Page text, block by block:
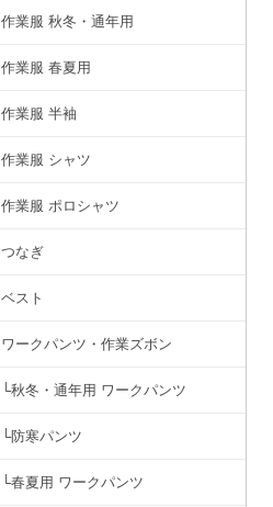
作業服 秋冬・通年用
作業服 春夏用
作業服 半袖
作業服 シャツ
作業服 ポロシャツ
つなぎ
ベスト
ワークパンツ・作業ズボン
└秋冬・通年用 ワークパンツ
└防寒パンツ
└春夏用 ワークパンツ